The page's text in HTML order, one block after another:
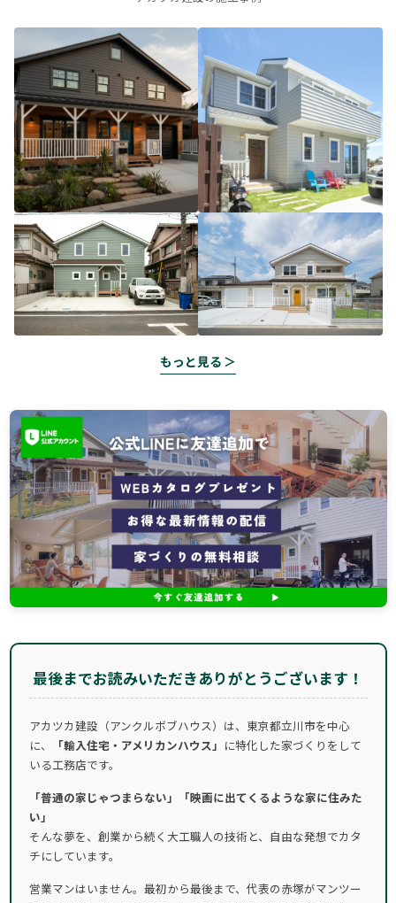
もっと見る ＞
最後までお読みいただきありがとうございます！
アカツカ建設（アンクルボブハウス）は、東京都立川市を中心
に、
「輸入住宅・アメリカンハウス」 に特化した家づくりをして
いる工務店です。
「普通の家じゃつまらない」「映画に出てくるような家に住みた
い」
そんな夢を、創業から続く大工職人の技術と、自由な発想でカタ
チにしています。
営業マンはいません。最初から最後まで、代表の赤塚がマンツー